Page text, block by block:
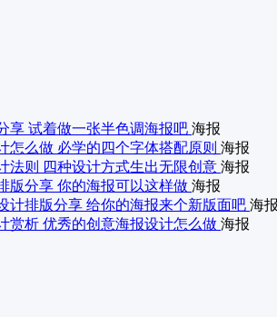
享 试着做一张半色调海报吧 海报
怎么做 必学的四个字体搭配原则 海报
法则 四种设计方式生出无限创意 海报
版分享 你的海报可以这样做 海报
计排版分享 给你的海报来个新版面吧 海报
赏析 优秀的创意海报设计怎么做 海报